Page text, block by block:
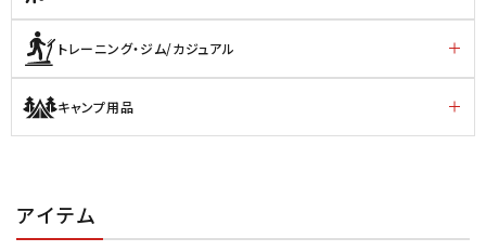
トレーニング・ジム/カジュアル
キャンプ用品
アイテム